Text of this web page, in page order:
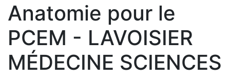
Anatomie pour le
PCEM - LAVOISIER
MÉDECINE SCIENCES